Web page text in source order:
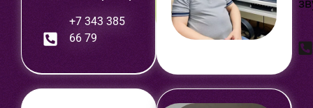
+7 343 385
66 79